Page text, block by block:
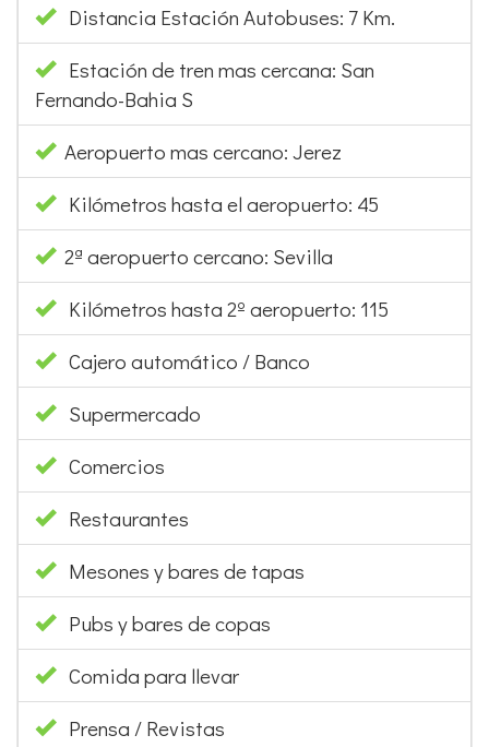
Distancia Estación Autobuses: 7 Km.
Estación de tren mas cercana: San
Fernando-Bahia S
Aeropuerto mas cercano: Jerez
Kilómetros hasta el aeropuerto: 45
2ª aeropuerto cercano: Sevilla
Kilómetros hasta 2º aeropuerto: 115
Cajero automático / Banco
Supermercado
Comercios
Restaurantes
Mesones y bares de tapas
Pubs y bares de copas
Comida para llevar
Prensa / Revistas